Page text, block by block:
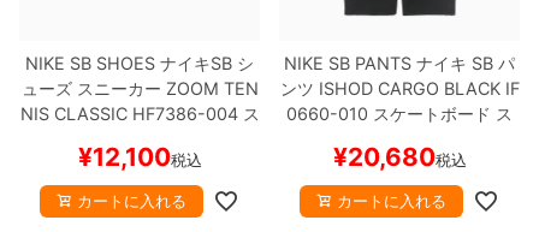
NIKE SB SHOES ナイキSB シ
ューズ スニーカー ZOOM TEN
NIS CLASSICHF7386-004ス
ンセル/返品/交換不可商品】
¥12,100税込
カートに入れる
NIKE SB PANTS ナイキ SB パ
ンツ ISHOD CARGO BLACKIF
0660-010 スケートボード ス
¥20,680税込
カートに入れる